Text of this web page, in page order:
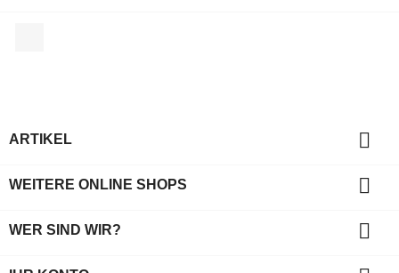
ARTIKEL 
WEITERE ONLINE SHOPS 
WER SIND WIR? 